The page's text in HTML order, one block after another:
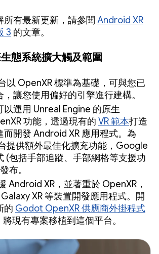
所有最新更新，請參閱 Android XR
3 的文章。
態系統擴大觸及範圍
以 OpenXR 標準為基礎，可與您已
讓您使用偏好的引擎進行建構。
以運用 Unreal Engine 的原生
功能，透過現有的 VR 範本打造
而開發 Android XR 應用程式。為
提供額外最佳化擴充功能，Google
(包括手部追蹤、手部網格等支援功
布。
Android XR，並著重於 OpenXR，
XR 等裝置開發應用程式。開
的 Godot OpenXR 供應商外掛程式
將現有專案移植到這個平台。